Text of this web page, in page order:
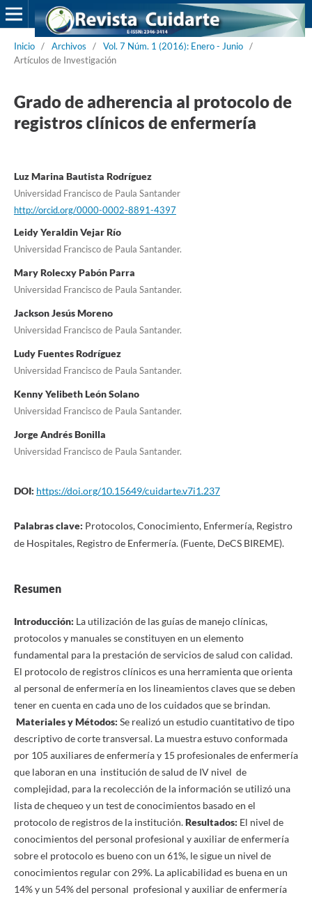
Inicio / Archivos / Vol. 7 Núm. 1 (2016): Enero - Junio /
Artículos de Investigación
Grado de adherencia al protocolo de
registros clínicos de enfermería
Luz Marina Bautista Rodríguez
Universidad Francisco de Paula Santander
http://orcid.org/0000-0002-8891-4397
Leidy Yeraldin Vejar Río
Universidad Francisco de Paula Santander.
Mary Rolecxy Pabón Parra
Universidad Francisco de Paula Santander.
Jackson Jesús Moreno
Universidad Francisco de Paula Santander.
Ludy Fuentes Rodríguez
Universidad Francisco de Paula Santander.
Kenny Yelibeth León Solano
Universidad Francisco de Paula Santander.
Jorge Andrés Bonilla
Universidad Francisco de Paula Santander.
DOI: https://doi.org/10.15649/cuidarte.v7i1.237
Palabras clave: Protocolos, Conocimiento, Enfermería, Registro
de Hospitales, Registro de Enfermería. (Fuente, DeCS BIREME).
Resumen
Introducción: La utilización de las guías de manejo clínicas,
protocolos y manuales se constituyen en un elemento
fundamental para la prestación de servicios de salud con calidad.
El protocolo de registros clínicos es una herramienta que orienta
al personal de enfermería en los lineamientos claves que se deben
tener en cuenta en cada uno de los cuidados que se brindan.
Materiales y Métodos: Se realizó un estudio cuantitativo de tipo
descriptivo de corte transversal. La muestra estuvo conformada
por 105 auxiliares de enfermería y 15 profesionales de enfermería
que laboran en una institución de salud de IV nivel de
complejidad, para la recolección de la información se utilizó una
lista de chequeo y un test de conocimientos basado en el
protocolo de registros de la institución.Resultados: El nivel de
conocimientos del personal profesional y auxiliar de enfermería
sobre el protocolo es bueno con un 61%, le sigue un nivel de
conocimientos regular con 29%. La aplicabilidad es buena en un
14% y un 54% del personal profesional y auxiliar de enfermería